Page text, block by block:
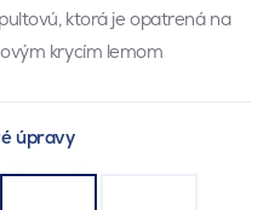
ktorá je opatrená na
krycím lemom
úpravy